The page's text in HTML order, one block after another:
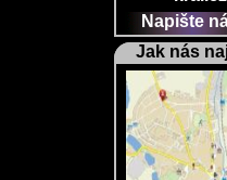
Napište
Jak nás